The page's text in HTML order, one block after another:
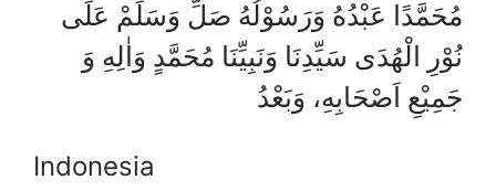
مُحَمَّدًا عَبْدُهُ وَرَسُوْلُهُ صَلِّ وَسَلِّمْ عَلَى
نُوْرِ الْهُدَى سَيِّدِنَا وَنَبِيِّنَا مُحَمَّدٍ وَاٰلِهِ وَ
جَمِيْعِ اَصْحَابِهِ، وَبَعْدُ
Indonesia